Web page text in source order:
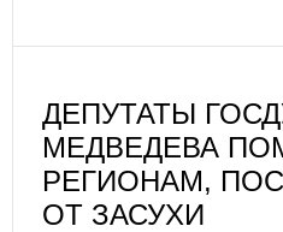
ДЕПУТАТЫ
МЕДВЕДЕВА
РЕГИОНАМ,
ОТ ЗАСУХИ